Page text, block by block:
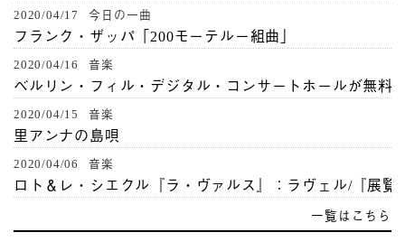
2020/04/17 今日の一曲
フランク・ザッパ「200モーテルー組曲」
2020/04/16 音楽
ベルリン・フィル・デジタル・コンサートホールが無料
2020/04/15 音楽
里アンナの島唄
2020/04/06 音楽
ロト＆レ・シエクル『ラ・ヴァルス』：ラヴェル/『展
一覧はこちら